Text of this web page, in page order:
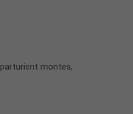
montes,